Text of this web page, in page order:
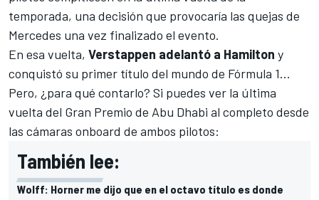
temporada, una decisión que provocaría las quejas de
Mercedes una vez finalizado el evento.
En esa vuelta, Verstappen adelantó a Hamilton y
conquistó su primer título del mundo de Fórmula 1...
Pero, ¿para qué contarlo? Si puedes ver la última
vuelta del Gran Premio de Abu Dhabi al completo desde
las cámaras onboard de ambos pilotos:
También lee:
Wolff: Horner me dijo que en el octavo título es donde